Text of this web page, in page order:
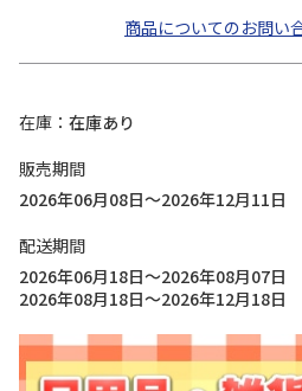
商品についてのお問い
在庫
在庫あり
販売期間
2026年06月08日～2026年12月11日
配送期間
2026年06月18日～2026年08月07日
2026年08月18日～2026年12月18日